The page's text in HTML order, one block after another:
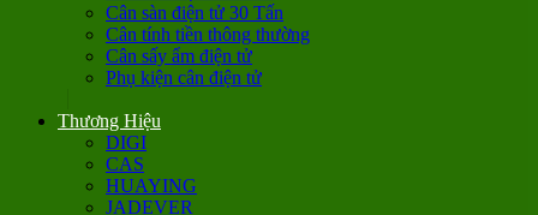
Cân sàn điện tử 30 Tấn
Cân tính tiền thông thường
Cân sấy ẩm điện tử
Phụ kiện cân điện tử
Thương Hiệu
DIGI
CAS
HUAYING
JADEVER